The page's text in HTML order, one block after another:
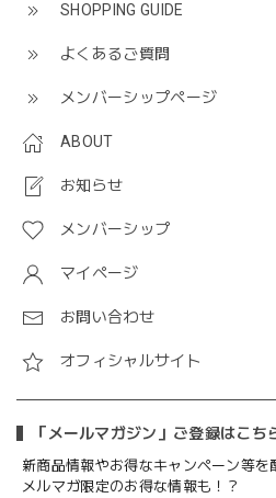
SHOPPING GUIDE
よくあるご質問
メンバーシップページ
ABOUT
お知らせ
メンバーシップ
マイページ
お問い合わせ
オフィシャルサイト
「メールマガジン」ご登録はこち
新商品情報やお得なキャンペーン等を
メルマガ限定のお得な情報も！？